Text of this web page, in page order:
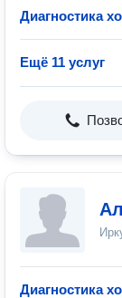
Диагностика
Ещё 11 услуг
Диагностика